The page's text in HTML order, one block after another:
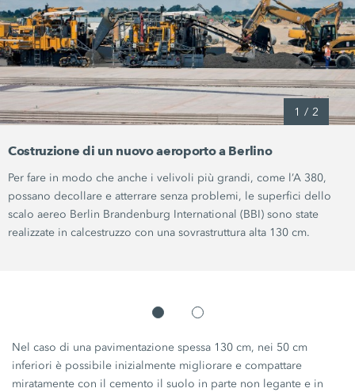
1 / 2
Costruzione di un nuovo aeroporto a Berlino
Per fare in modo che anche i velivoli più grandi, come l’A 380,
possano decollare e atterrare senza problemi, le superfici dello
scalo aereo Berlin Brandenburg International (BBI) sono state
realizzate in calcestruzzo con una sovrastruttura alta 130 cm.
Nel caso di una pavimentazione spessa 130 cm, nei 50 cm
inferiori è possibile inizialmente migliorare e compattare
miratamente con il cemento il suolo in parte non legante e in